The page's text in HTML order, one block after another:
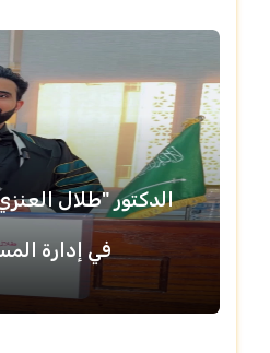
الدكتور "طلال
في إدارة المستشفيات